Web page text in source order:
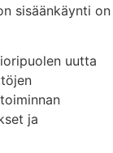
sisäänkäynti on
uutta
ja